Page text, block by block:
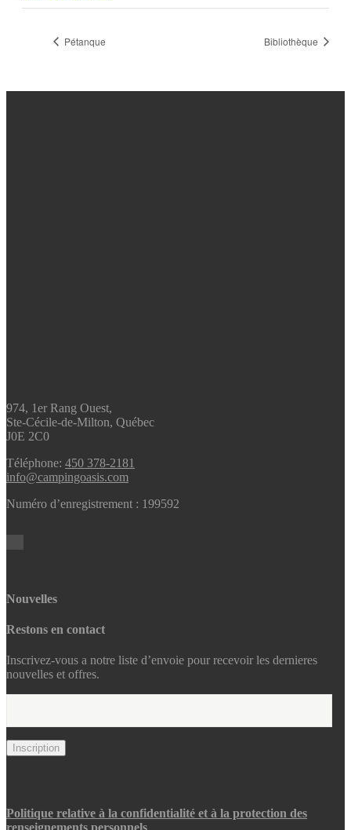
Pétanque Bibliothèque
974, 1er Rang Ouest,
Ste-Cécile-de-Milton, Québec
J0E 2C0
Téléphone: 450 378-2181
info@campingoasis.com
Numéro d’enregistrement : 199592
Nouvelles
Restons en contact
Inscrivez-vous a notre liste d’envoie pour recevoir les dernieres
nouvelles et offres.
Politique relative à la confidentialité et à la protection des